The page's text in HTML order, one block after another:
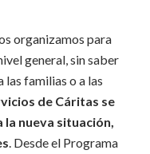
organizamos para
general, sin saber
familias o a las
de Cáritas se
nueva situación,
. Desde el Programa